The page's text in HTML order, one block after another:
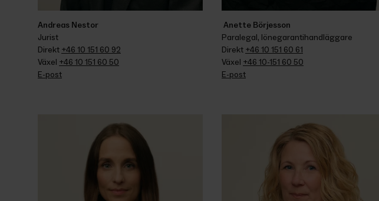
Andreas Nestor
Jurist
Direkt +46 10 151 60 92
Växel +46 10 151 60 50
E-post
Anette Börjesson
Paralegal, lönegarantihandläggare
Direkt +46 10 151 60 61
Växel +46 10-151 60 50
E-post